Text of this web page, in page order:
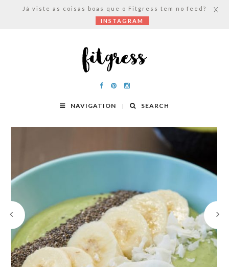
NAVIGATION SEARCH
Já viste as coisas boas que o Fitgress tem no feed?
INSTAGRAM
X